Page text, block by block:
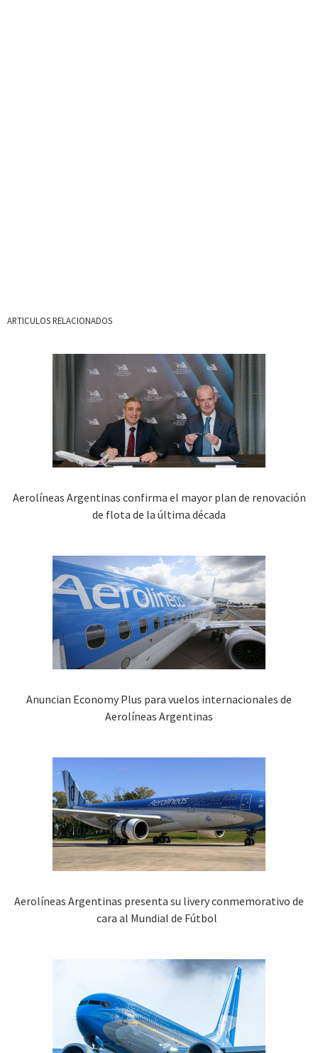
ARTICULOS RELACIONADOS
Aerolíneas Argentinas confirma el mayor plan de renovación
de flota de la última década
Anuncian Economy Plus para vuelos internacionales de
Aerolíneas Argentinas
Aerolíneas Argentinas presenta su livery conmemorativo de
cara al Mundial de Fútbol